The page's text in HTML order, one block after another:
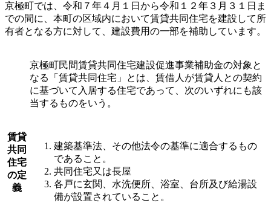
京極町では、令和７年４月１日から令和１２年３月３１日ま
での間に、本町の区域内において賃貸共同住宅を建設して所
有者となる方に対して、建設費用の一部を補助しています。
賃貸
共同
住宅
の定
義
京極町民間賃貸共同住宅建設促進事業補助金の対象と
なる「賃貸共同住宅」とは、賃借人が賃貸人との契約
に基づいて入居する住宅であって、次のいずれにも該
当するものをいう。
建築基準法、その他法令の基準に適合するもの
であること。
共同住宅又は長屋
各戸に玄関、水洗便所、浴室、台所及び給湯設
備が設置されていること。